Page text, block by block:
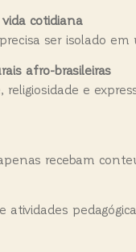
cotidiana
ser isolado
afro-brasileiras
e
recebam
atividades